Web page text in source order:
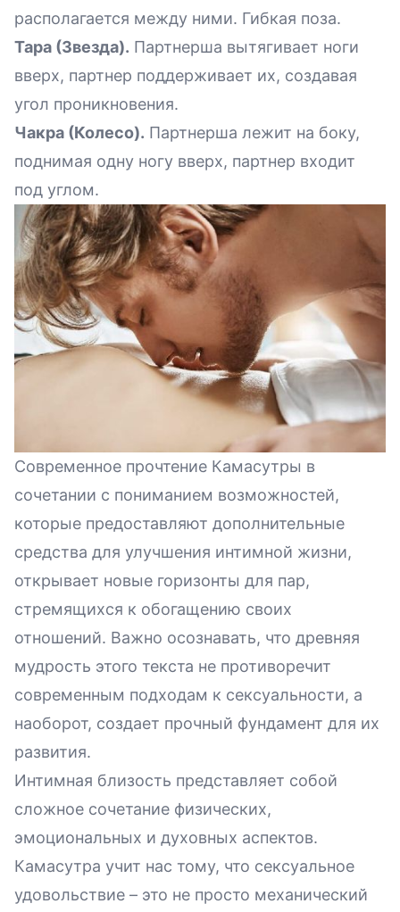
располагается между ними. Гибкая поза.
Тара (Звезда). Партнерша вытягивает ноги
вверх, партнер поддерживает их, создавая
угол проникновения.
Чакра (Колесо). Партнерша лежит на боку,
поднимая одну ногу вверх, партнер входит
под углом.
Современное прочтение Камасутры в
сочетании с пониманием возможностей,
которые предоставляют дополнительные
средства для улучшения интимной жизни,
открывает новые горизонты для пар,
стремящихся к обогащению своих
отношений. Важно осознавать, что древняя
мудрость этого текста не противоречит
современным подходам к сексуальности, а
наоборот, создает прочный фундамент для их
развития.
Интимная близость представляет собой
сложное сочетание физических,
эмоциональных и духовных аспектов.
Камасутра учит нас тому, что сексуальное
удовольствие – это не просто механический